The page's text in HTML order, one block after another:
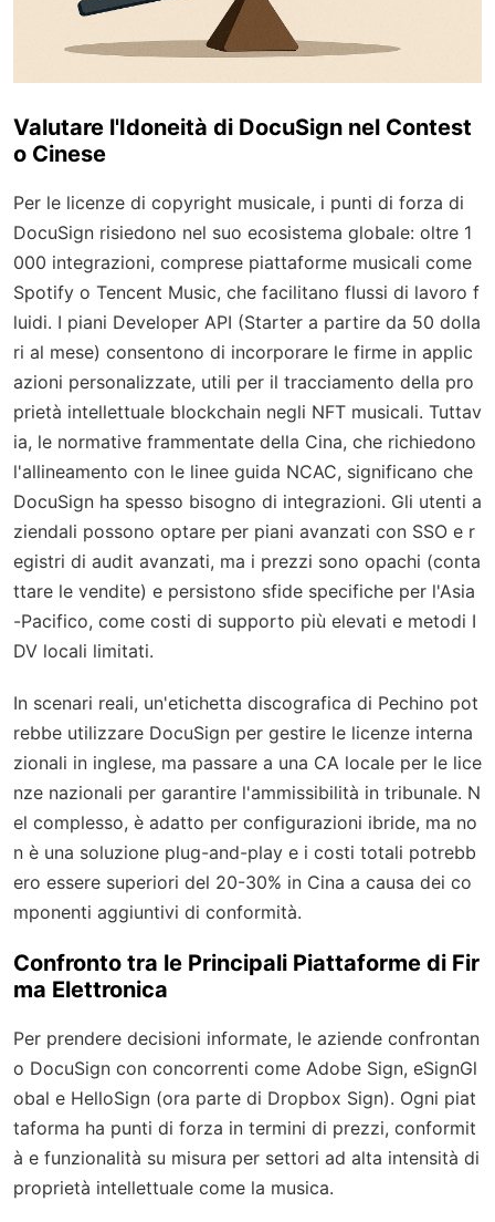
Valutare l'Idoneità di DocuSign nel Contest
o Cinese
Per le licenze di copyright musicale, i punti di forza di
DocuSign risiedono nel suo ecosistema globale: oltre 1
000 integrazioni, comprese piattaforme musicali come
Spotify o Tencent Music, che facilitano flussi di lavoro f
luidi. I piani Developer API (Starter a partire da 50 dolla
ri al mese) consentono di incorporare le firme in applic
azioni personalizzate, utili per il tracciamento della pro
prietà intellettuale blockchain negli NFT musicali. Tuttav
ia, le normative frammentate della Cina, che richiedono
l'allineamento con le linee guida NCAC, significano che
DocuSign ha spesso bisogno di integrazioni. Gli utenti a
ziendali possono optare per piani avanzati con SSO e r
egistri di audit avanzati, ma i prezzi sono opachi (conta
ttare le vendite) e persistono sfide specifiche per l'Asia
-Pacifico, come costi di supporto più elevati e metodi I
DV locali limitati.
In scenari reali, un'etichetta discografica di Pechino pot
rebbe utilizzare DocuSign per gestire le licenze interna
zionali in inglese, ma passare a una CA locale per le lice
nze nazionali per garantire l'ammissibilità in tribunale. N
el complesso, è adatto per configurazioni ibride, ma no
n è una soluzione plug-and-play e i costi totali potrebb
ero essere superiori del 20-30% in Cina a causa dei co
mponenti aggiuntivi di conformità.
Confronto tra le Principali Piattaforme di Fir
ma Elettronica
Per prendere decisioni informate, le aziende confrontan
o DocuSign con concorrenti come Adobe Sign, eSignGl
obal e HelloSign (ora parte di Dropbox Sign). Ogni piat
taforma ha punti di forza in termini di prezzi, conformit
à e funzionalità su misura per settori ad alta intensità di
proprietà intellettuale come la musica.